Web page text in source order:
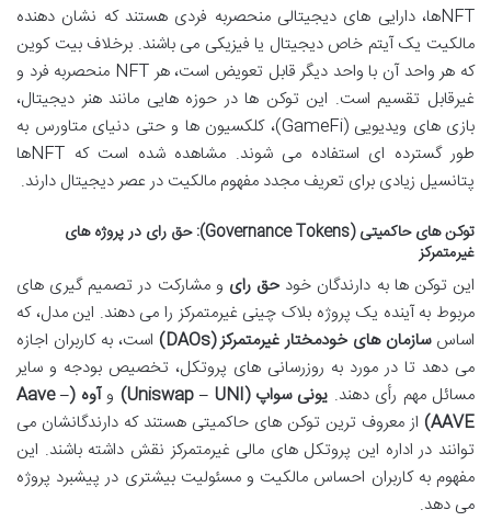
NFTها، دارایی های دیجیتالی منحصربه فردی هستند که نشان دهنده
مالکیت یک آیتم خاص دیجیتال یا فیزیکی می باشند. برخلاف بیت کوین
که هر واحد آن با واحد دیگر قابل تعویض است، هر NFT منحصربه فرد و
غیرقابل تقسیم است. این توکن ها در حوزه هایی مانند هنر دیجیتال،
بازی های ویدیویی (GameFi)، کلکسیون ها و حتی دنیای متاورس به
طور گسترده ای استفاده می شوند. مشاهده شده است که NFTها
پتانسیل زیادی برای تعریف مجدد مفهوم مالکیت در عصر دیجیتال دارند.
توکن های حاکمیتی (Governance Tokens): حق رای در پروژه های
غیرمتمرکز
این توکن ها به دارندگان خودحق رای و مشارکت در تصمیم گیری های
مربوط به آینده یک پروژه بلاک چینی غیرمتمرکز را می دهند. این مدل، که
اساسسازمان های خودمختار غیرمتمرکز (DAOs)
است، به کاربران اجازه
می دهد تا در مورد به روزرسانی های پروتکل، تخصیص بودجه و سایر
مسائل مهم رأی دهند. یونی سواپ (Uniswap – UNI) و
آوه (Aave –
AAVE) از معروف ترین توکن های حاکمیتی هستند که دارندگانشان می
توانند در اداره این پروتکل های مالی غیرمتمرکز نقش داشته باشند. این
مفهوم به کاربران احساس مالکیت و مسئولیت بیشتری در پیشبرد پروژه
می دهد.